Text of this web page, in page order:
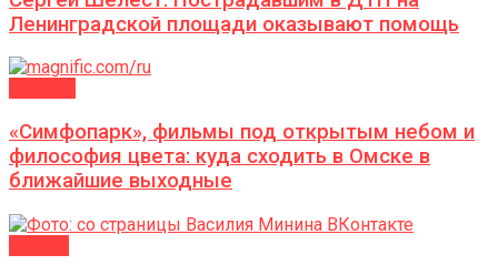
Ленинградской площади оказывают помощь
«Симфопарк», фильмы под открытым небом и
философия цвета: куда сходить в Омске в
ближайшие выходные